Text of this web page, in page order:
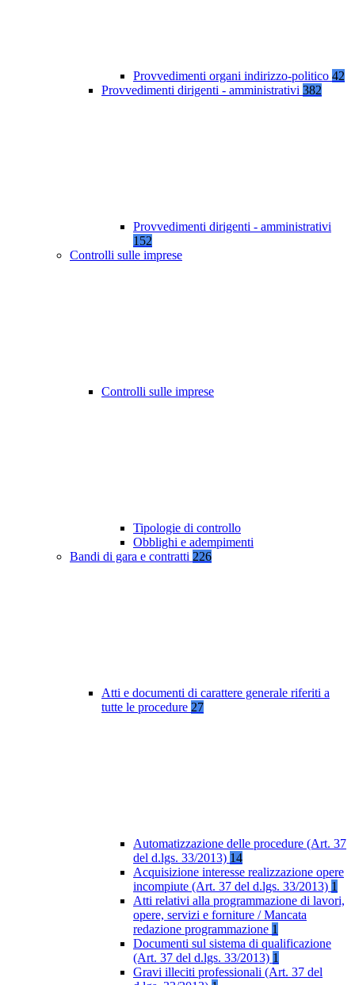
Provvedimenti organi indirizzo-politico 42
Provvedimenti dirigenti - amministrativi 382
Provvedimenti dirigenti - amministrativi
152
Controlli sulle imprese
Controlli sulle imprese
Tipologie di controllo
Obblighi e adempimenti
Bandi di gara e contratti 226
Atti e documenti di carattere generale riferiti a
tutte le procedure 27
Automatizzazione delle procedure (Art. 37
del d.lgs. 33/2013) 14
Acquisizione interesse realizzazione opere
incompiute (Art. 37 del d.lgs. 33/2013) 1
Atti relativi alla programmazione di lavori,
opere, servizi e forniture / Mancata
redazione programmazione 1
Documenti sul sistema di qualificazione
(Art. 37 del d.lgs. 33/2013) 1
Gravi illeciti professionali (Art. 37 del